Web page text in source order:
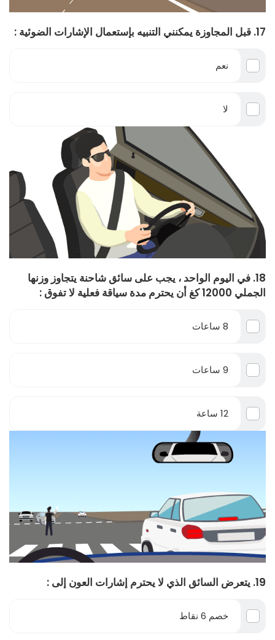
17. قبل المجاوزة يمكنني التنبيه بإستعمال الإشارات الضوئية :
نعم
لا
18. في اليوم الواحد ، يجب على سائق شاحنة يتجاوز وزنها
الجملي 12000 كغ أن يحترم مدة سياقة فعلية لا تفوق :
8 ساعات
9 ساعات
12 ساعة
19. يتعرض السائق الذي لا يحترم إشارات العون إلى :
خصم 6 نقاط